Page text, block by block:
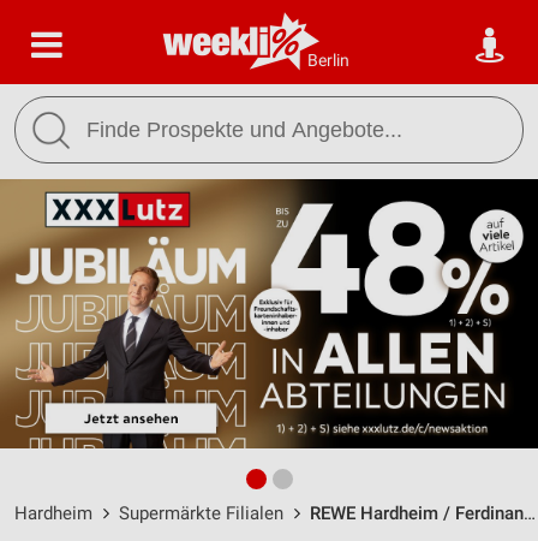
Berlin
Hardheim Supermärkte Filialen REWE Hardheim / Ferdinand-Müller-Str. 2 - Öffnungszeiten & Adresse